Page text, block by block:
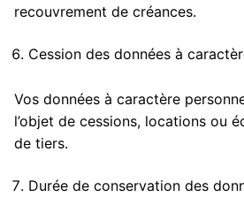
recouvrement de créances.
Cession des données à
Vos données à caractère
l’objet de cessions, locations ou
de tiers.
Durée de conservation des